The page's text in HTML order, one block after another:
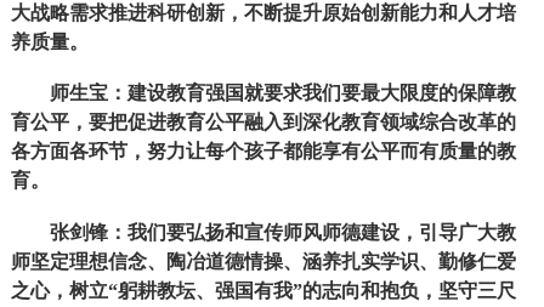
大战略需求推进科研创新，不断提升原始创新能力和人才培
养质量。
师生宝：建设教育强国就要求我们要最大限度的保障教
育公平，要把促进教育公平融入到深化教育领域综合改革的
各方面各环节，努力让每个孩子都能享有公平而有质量的教
育。
张剑锋：我们要弘扬和宣传师风师德建设，引导广大教
师坚定理想信念、陶冶道德情操、涵养扎实学识、勤修仁爱
之心，树立“躬耕教坛、强国有我”的志向和抱负，坚守三尺